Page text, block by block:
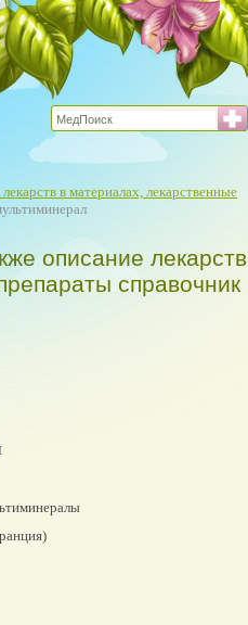
в материалах, лекарственные
описание лекарств
справочник